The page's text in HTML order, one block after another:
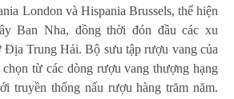
London và Hispania Brussels, thể hiện
Ban Nha, đồng thời đón đầu các xu
Địa Trung Hải. Bộ sưu tập rượu vang của
từ các dòng rượu vang thượng hạng
truyền thống nấu rượu hàng trăm năm.